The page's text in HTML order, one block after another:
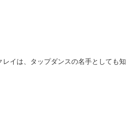
イは、タップダンスの名手としても知